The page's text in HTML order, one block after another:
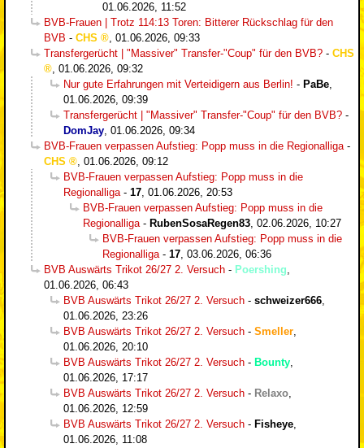
01.06.2026, 11:52
BVB-Frauen | Trotz 114:13 Toren: Bitterer Rückschlag für den
BVB - CHS , 01.06.2026, 09:33
Transfergerücht | "Massiver" Transfer-"Coup" für den BVB? - CHS
, 01.06.2026, 09:32
Nur gute Erfahrungen mit Verteidigern aus Berlin! - PaBe,
01.06.2026, 09:39
Transfergerücht | "Massiver" Transfer-"Coup" für den BVB? -
DomJay, 01.06.2026, 09:34
BVB-Frauen verpassen Aufstieg: Popp muss in die Regionalliga-
CHS
, 01.06.2026, 09:12
BVB-Frauen verpassen Aufstieg: Popp muss in die
Regionalliga- 17, 01.06.2026, 20:53
BVB-Frauen verpassen Aufstieg: Popp muss in die
Regionalliga- RubenSosaRegen83, 02.06.2026, 10:27
BVB-Frauen verpassen Aufstieg: Popp muss in die
Regionalliga- 17, 03.06.2026, 06:36
BVB Auswärts Trikot 26/27 2. Versuch - Poershing,
01.06.2026, 06:43
BVB Auswärts Trikot 26/27 2. Versuch - schweizer666,
01.06.2026, 23:26
BVB Auswärts Trikot 26/27 2. Versuch - Smeller,
01.06.2026, 20:10
BVB Auswärts Trikot 26/27 2. Versuch - Bounty,
01.06.2026, 17:17
BVB Auswärts Trikot 26/27 2. Versuch - Relaxo,
01.06.2026, 12:59
BVB Auswärts Trikot 26/27 2. Versuch - Fisheye,
01.06.2026, 11:08